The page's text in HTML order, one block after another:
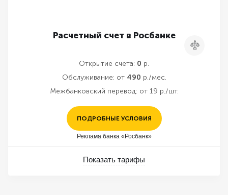
Расчетный счет в Росбанке
Сравнить
Открытие счета: 0 р.
Обслуживание: от 490 р./мес.
Межбанковский перевод: от 19 р./шт.
ПОДРОБНЫЕ УСЛОВИЯ
Реклама банка «Росбанк»
Показать тарифы